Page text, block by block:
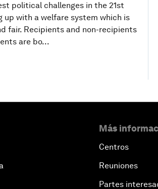
political challenges in the 21st
up with a welfare system which is
fair. Recipients and non-recipients
are bo...
Más
Centros
Reuniones
Partes